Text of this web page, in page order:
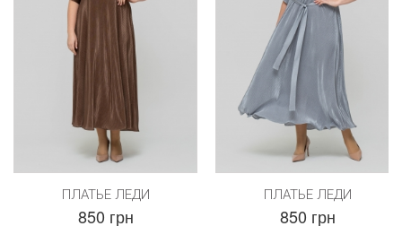
ПЛАТЬЕ ЛЕДИ
850 грн
ПЛАТЬЕ ЛЕДИ
850 грн